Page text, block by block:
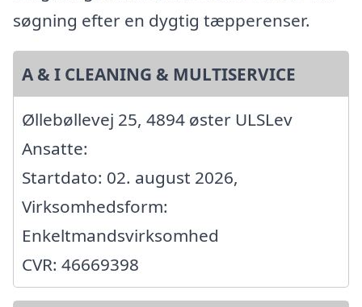
søgning efter en dygtig tæpperenser.
A & I CLEANING & MULTISERVICE
Øllebøllevej 25, 4894 øster ULSLev
Ansatte:
Startdato: 02. august 2026,
Virksomhedsform:
Enkeltmandsvirksomhed
CVR: 46669398